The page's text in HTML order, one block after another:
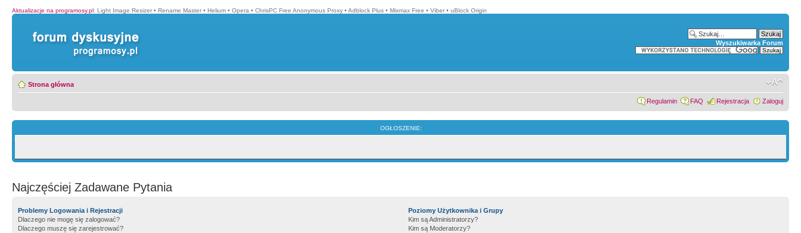
Aktualizacje na programosy.pl: Light Image Resizer • Rename Master • Helium • Opera • ChrisPC Free Anonymous Proxy • Adblock Plus • Mixmax Free • Viber • uBlock Origin
Wyszukiwarka Forum
Strona główna
Regulamin FAQ Rejestracja Zaloguj
OGŁOSZENIE:
Najczęściej Zadawane Pytania
Problemy Logowania i Rejestracji
Dlaczego nie mogę się zalogować?
Dlaczego muszę się zarejestrować?
Poziomy Użytkownika i Grupy
Kim są Administratorzy?
Kim są Moderatorzy?